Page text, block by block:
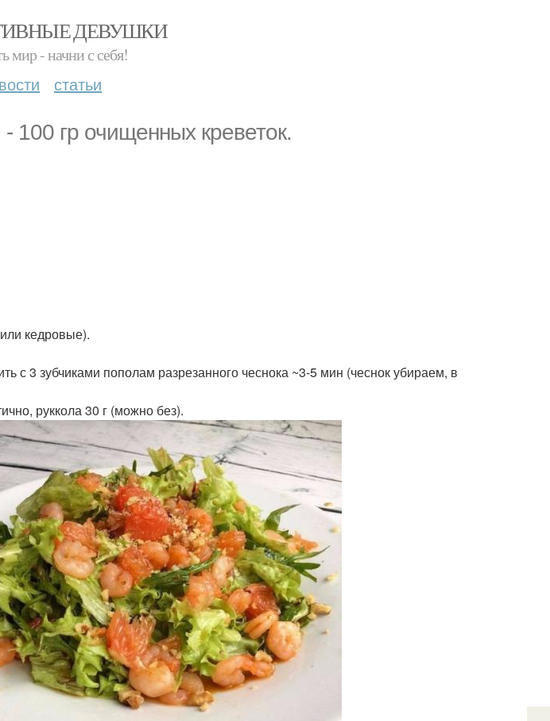
ДЕВУШКИ
мир - начни с себя!
статьи
100 гр очищенных креветок.
кедровые).
с 3 зубчиками пополам разрезанного чеснока ~3-5 мин (чеснок убираем, в
руккола 30 г (можно без).